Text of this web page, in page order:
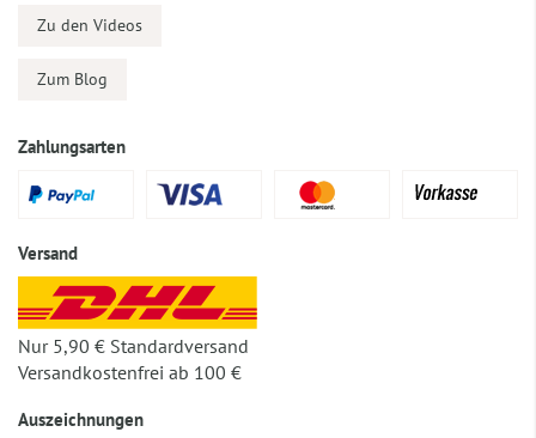
Zu den Videos
Zum Blog
Zahlungsarten
Versand
Nur 5,90 € Standardversand
Versandkostenfrei ab 100 €
Auszeichnungen